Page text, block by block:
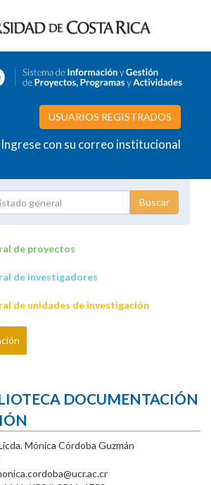
USUARIOS REGISTRADOS
Ingrese con su correo institucional
investigación
de proyectos
de investigadores
de unidades de investigación
DOCUMENTACIÓN
Mónica Córdoba Guzmán